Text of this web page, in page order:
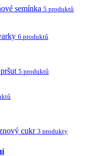
semínka 5 produktů
6 produktů
5 produktů
cukr3 produkty